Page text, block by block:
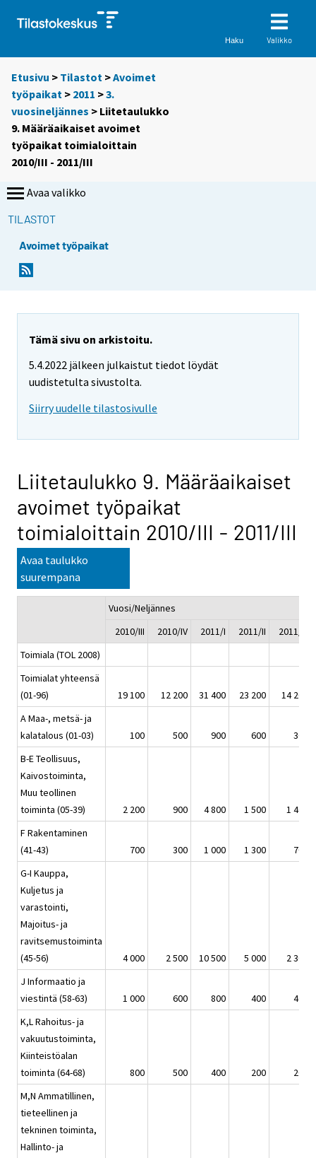
Haku Valikko
Etusivu > Tilastot >Avoimet
työpaikat > 2011 >3.
vuosineljännes > Liitetaulukko
9. Määräaikaiset avoimet
työpaikat toimialoittain
2010/III - 2011/III
Avaa valikko
TILASTOT
Avoimet työpaikat
Tämä sivu on arkistoitu.
5.4.2022 jälkeen julkaistut tiedot löydät
uudistetulta sivustolta.
Siirry uudelle tilastosivulle
Liitetaulukko 9. Määräaikaiset
avoimet työpaikat
toimialoittain 2010/III - 2011/III
Avaa taulukko
suurempana
Vuosi/Neljännes
2010/III
2010/IV 2011/I 2011/II 2011/III
Toimiala (TOL 2008)
Toimialat yhteensä
(01-96)
19 100 12 200 31 400 23 200
14 200
A Maa-, metsä- ja
kalatalous (01-03)
100 500 900 600
300
B-E Teollisuus,
Kaivostoiminta,
Muu teollinen
toiminta (05-39)
2 200 900 4 800 1 500
1 400
F Rakentaminen
(41-43)
700 300 1 000 1 300
700
G-I Kauppa,
Kuljetus ja
varastointi,
Majoitus- ja
ravitsemustoiminta
(45-56)
4 000 2 500 10 500 5 000
2 300
J Informaatio ja
viestintä (58-63)
1 000 600 800 400
400
K,L Rahoitus- ja
vakuutustoiminta,
Kiinteistöalan
toiminta (64-68)
800 500 400 200
200
M,N Ammatillinen,
tieteellinen ja
tekninen toiminta,
Hallinto- ja